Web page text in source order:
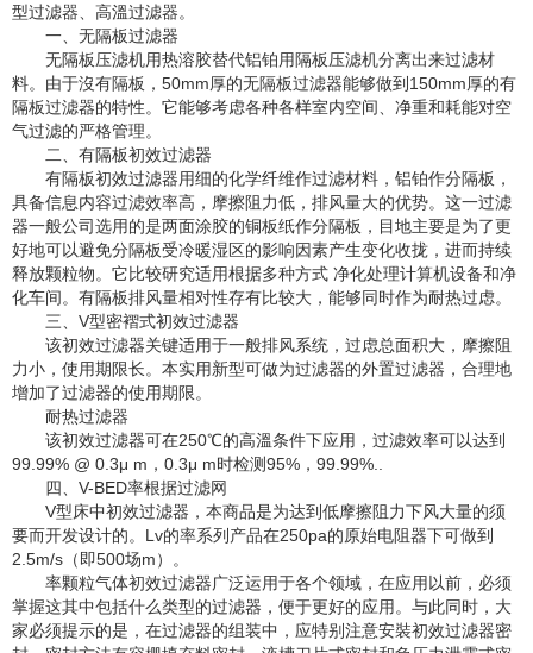
型过滤器、高溫过滤器。
一、无隔板过滤器
无隔板压滤机用热溶胶替代铝铂用隔板压滤机分离出来过滤材
料。由于沒有隔板，50mm厚的无隔板过滤器能够做到150mm厚的有
隔板过滤器的特性。它能够考虑各种各样室内空间、净重和耗能对空
气过滤的严格管理。
二、有隔板初效过滤器
有隔板初效过滤器用细的化学纤维作过滤材料，铝铂作分隔板，
具备信息内容过滤效率高，摩擦阻力低，排风量大的优势。这一过滤
器一般公司选用的是两面涂胶的铜板纸作分隔板，目地主要是为了更
好地可以避免分隔板受冷暖湿区的影响因素产生变化收拢，进而持续
释放颗粒物。它比较研究适用根据多种方式 净化处理计算机设备和净
化车间。有隔板排风量相对性存有比较大，能够同时作为耐热过虑。
三、V型密褶式初效过滤器
该初效过滤器关键适用于一般排风系统，过虑总面积大，摩擦阻
力小，使用期限长。本实用新型可做为过滤器的外置过滤器，合理地
增加了过滤器的使用期限。
耐热过滤器
该初效过滤器可在250℃的高溫条件下应用，过滤效率可以达到
99.99% @ 0.3μ m，0.3μ m时检测95%，99.99%..
四、V-BED率根据过滤网
V型床中初效过滤器，本商品是为达到低摩擦阻力下风大量的须
要而开发设计的。Lv的率系列产品在250pa的原始电阻器下可做到
2.5m/s（即500场m）。
率颗粒气体初效过滤器广泛运用于各个领域，在应用以前，必须
掌握这其中包括什么类型的过滤器，便于更好的应用。与此同时，大
家必须提示的是，在过滤器的组装中，应特别注意安裝初效过滤器密